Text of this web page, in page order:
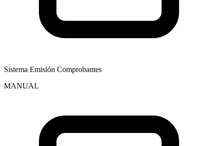
Sistema Emisión Comprobantes
MANUAL